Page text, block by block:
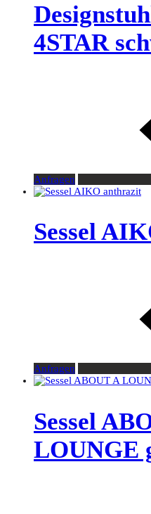
4STAR
Anfragen
Sessel
Anfragen
Sessel
LOUNGE